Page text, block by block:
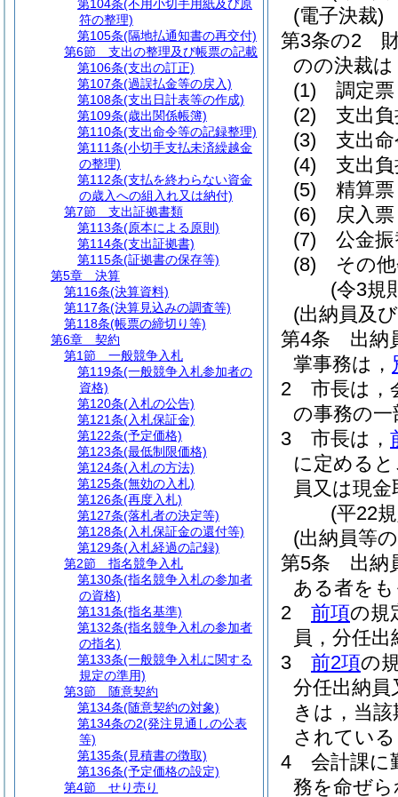
(電子決裁)
第3条の2
のの決裁
(1)
調定票
(2)
支出
(3)
支出
(4)
支出
(5)
精算票
(6)
戻入票
(7)
公金
(8)
その
(令3規
(出納員及
第4条
出納
掌事務は，
2
市長は，
の事務の
3
市長は，
に定める
員又は現
(平22
(出納員等
第5条
出納
ある者を
2
前項の規
員，分任
3
前2項の
分任出納
きは，当
されてい
4
会計課に
務を命ぜ
第104条(不用小切手用紙及び原
符の整理)
第105条(隔地払通知書の再交付)
第6節
支出の整理及び帳票の記載
第106条(支出の訂正)
第107条(過誤払金等の戻入)
第108条(支出日計表等の作成)
第109条(歳出関係帳簿)
第110条(支出命令等の記録整理)
第111条(小切手支払未済繰越金
の整理)
第112条(支払を終わらない資金
の歳入への組入れ又は納付)
第7節
支出証拠書類
第113条(原本による原則)
第114条(支出証拠書)
第115条(証拠書の保存等)
第5章
決算
第116条(決算資料)
第117条(決算見込みの調査等)
第118条(帳票の締切り等)
第6章
契約
第1節
一般競争入札
第119条(一般競争入札参加者の
資格)
第120条(入札の公告)
第121条(入札保証金)
第122条(予定価格)
第123条(最低制限価格)
第124条(入札の方法)
第125条(無効の入札)
第126条(再度入札)
第127条(落札者の決定等)
第128条(入札保証金の還付等)
第129条(入札経過の記録)
第2節
指名競争入札
第130条(指名競争入札の参加者
の資格)
第131条(指名基準)
第132条(指名競争入札の参加者
の指名)
第133条(一般競争入札に関する
規定の準用)
第3節
随意契約
第134条(随意契約の対象)
第134条の2(発注見通しの公表
等)
第135条(見積書の徴取)
第136条(予定価格の設定)
第4節
せり売り